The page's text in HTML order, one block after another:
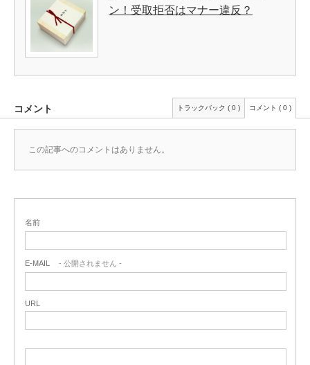
ン！受取拒否はマナー違反？
コメント トラックバック ( 0 ) コメント ( 0 )
この記事へのコメントはありません。
名前
E-MAIL - 公開されません -
URL